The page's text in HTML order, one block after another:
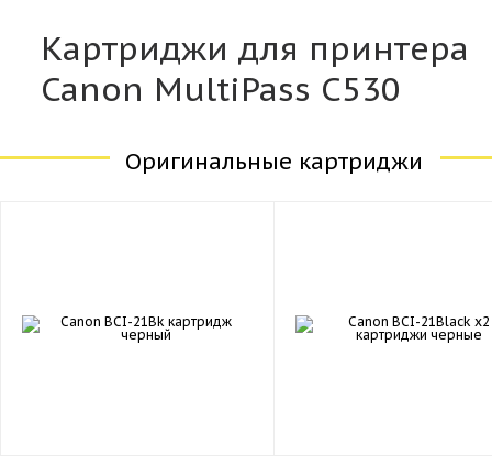
Картриджи для принтера
Canon MultiPass C530
Оригинальные картриджи